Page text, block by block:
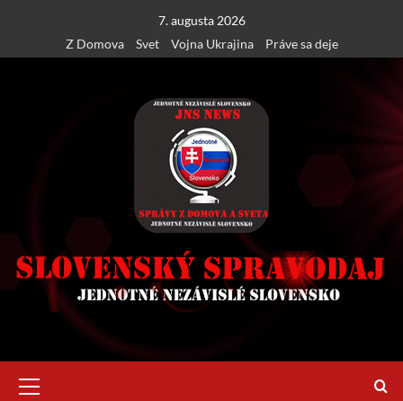
content
7. augusta 2026
Z Domova
Svet Vojna Ukrajina Práve sa deje
Menu